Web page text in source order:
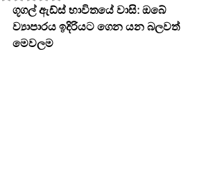
ගූගල් ඇඩ්ස් භාවිතයේ වාසි: ඔබේ
ව්‍යාපාරය ඉදිරියට ගෙන යන බලවත්
මෙවලම